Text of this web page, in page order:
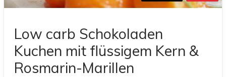
Low carb Schokoladen
Kuchen mit flüssigem Kern &
Rosmarin-Marillen